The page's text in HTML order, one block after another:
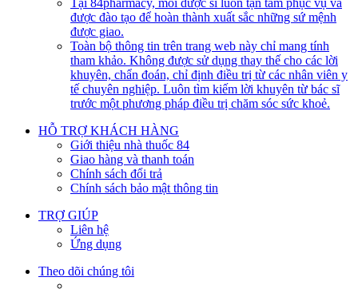
Tại 84pharmacy, mỗi dược sĩ luôn tận tâm phục vụ và
được đào tạo để hoàn thành xuất sắc những sứ mệnh
được giao.
Toàn bộ thông tin trên trang web này chỉ mang tính
tham khảo. Không được sử dụng thay thế cho các lời
khuyên, chẩn đoán, chỉ định điều trị từ các nhân viên y
tế chuyên nghiệp. Luôn tìm kiếm lời khuyên từ bác sĩ
trước một phương pháp điều trị chăm sóc sức khoẻ.
HỖ TRỢ KHÁCH HÀNG
Giới thiệu nhà thuốc 84
Giao hàng và thanh toán
Chính sách đổi trả
Chính sách bảo mật thông tin
TRỢ GIÚP
Liên hệ
Ứng dụng
Theo dõi chúng tôi